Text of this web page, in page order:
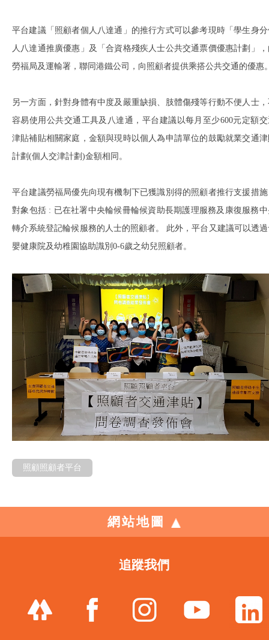
平台建議「照顧者個人八達通」的推行方式可以參考現時「學生身
人八達通推廣優惠」及「合資格殘疾人士公共交通票價優惠計劃」
勞福局及運輸署，聯同港鐵公司，向照顧者提供乘搭公共交通的優惠
另一方面，針對身體有中度及嚴重缺損、肢體傷殘等行動不便人士
容易使用公共交通工具及八達通，平台建議以每月至少600元定額
津貼補貼相關家庭，金額與現時以個人為申請單位的鼓勵就業交通
計劃(個人交津計劃)金額相同。
平台建議勞福局優先向現有機制下已獲識別得的照顧者推行支援措
對象包括 : 已在社署中央輪候冊輪候資助長期護理服務及康復服務
轉介系統登記輪候服務的人士的照顧者。 此外，平台又建議可以透
嬰健康院及幼稚園協助識別0-6歲之幼兒照顧者。
照顧照顧者平台
網站地圖
追蹤我們